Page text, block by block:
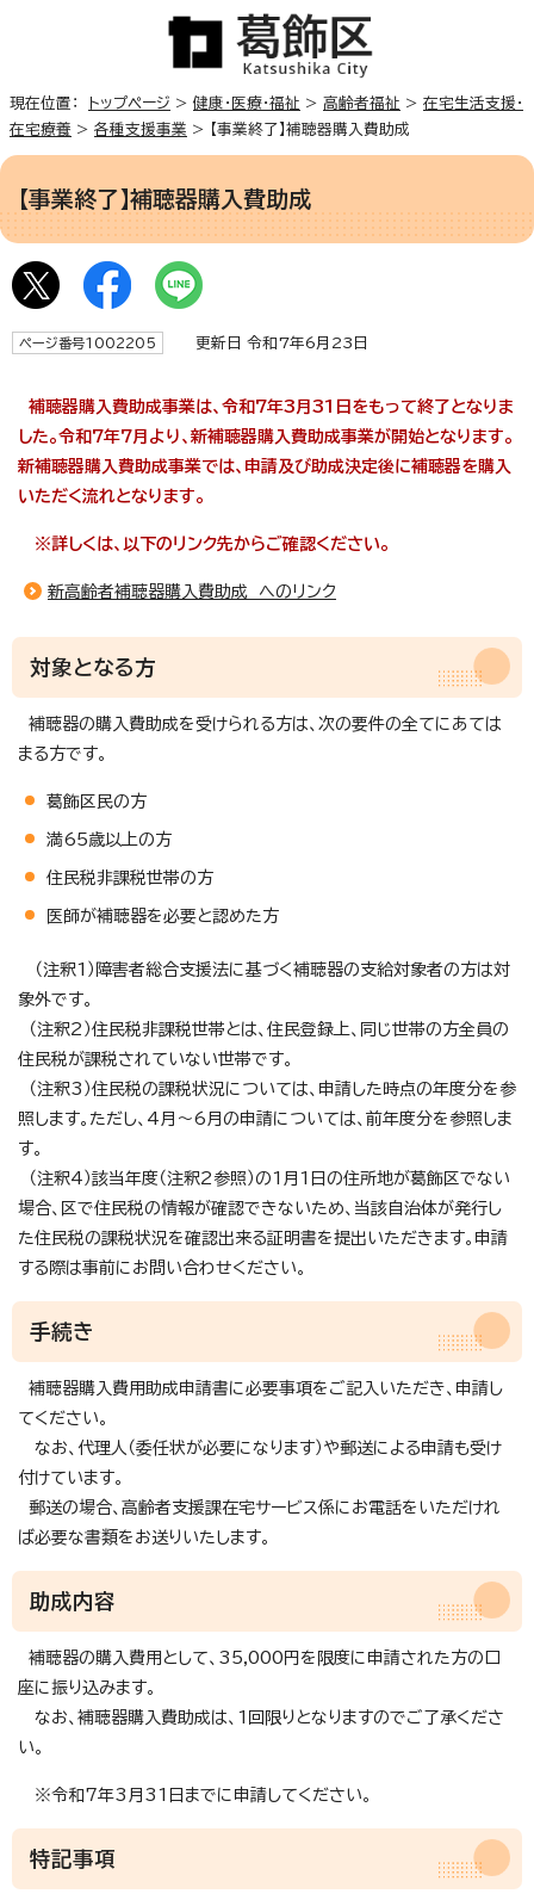
現在位置： トップページ > 健康・医療・福祉 > 高齢者福祉 > 在宅生活支援・
在宅療養 > 各種支援事業 > 【事業終了】補聴器購入費助成
【事業終了】補聴器購入費助成
ページ番号1002205 更新日 令和7年6月23日
補聴器購入費助成事業は、令和7年3月31日をもって終了となりま
した。令和7年7月より、新補聴器購入費助成事業が開始となります。
新補聴器購入費助成事業では、申請及び助成決定後に補聴器を購入
いただく流れとなります。
※詳しくは、以下のリンク先からご確認ください。
新高齢者補聴器購入費助成 へのリンク
対象となる方
補聴器の購入費助成を受けられる方は、次の要件の全てにあては
まる方です。
葛飾区民の方
満65歳以上の方
住民税非課税世帯の方
医師が補聴器を必要と認めた方
（注釈1）障害者総合支援法に基づく補聴器の支給対象者の方は対
象外です。
（注釈2）住民税非課税世帯とは、住民登録上、同じ世帯の方全員の
住民税が課税されていない世帯です。
（注釈3）住民税の課税状況については、申請した時点の年度分を参
照します。ただし、4月～6月の申請については、前年度分を参照しま
す。
（注釈4）該当年度（注釈2参照）の1月1日の住所地が葛飾区でない
場合、区で住民税の情報が確認できないため、当該自治体が発行し
た住民税の課税状況を確認出来る証明書を提出いただきます。申請
する際は事前にお問い合わせください。
手続き
補聴器購入費用助成申請書に必要事項をご記入いただき、申請し
てください。
なお、代理人（委任状が必要になります）や郵送による申請も受け
付けています。
郵送の場合、高齢者支援課在宅サービス係にお電話をいただけれ
ば必要な書類をお送りいたします。
助成内容
補聴器の購入費用として、35,000円を限度に申請された方の口
座に振り込みます。
なお、補聴器購入費助成は、1回限りとなりますのでご了承くださ
い。
※令和7年3月31日までに申請してください。
特記事項